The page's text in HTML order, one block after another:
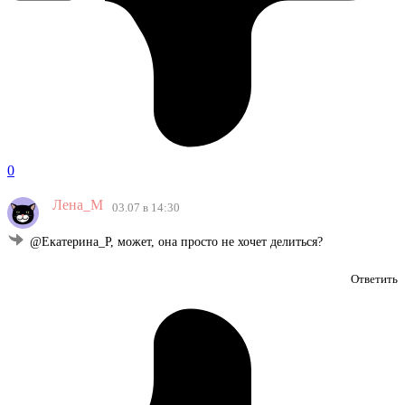
0
Лена_М 03.07 в 14:30
@Екатерина_Р, может, она просто не хочет делиться?
Ответить